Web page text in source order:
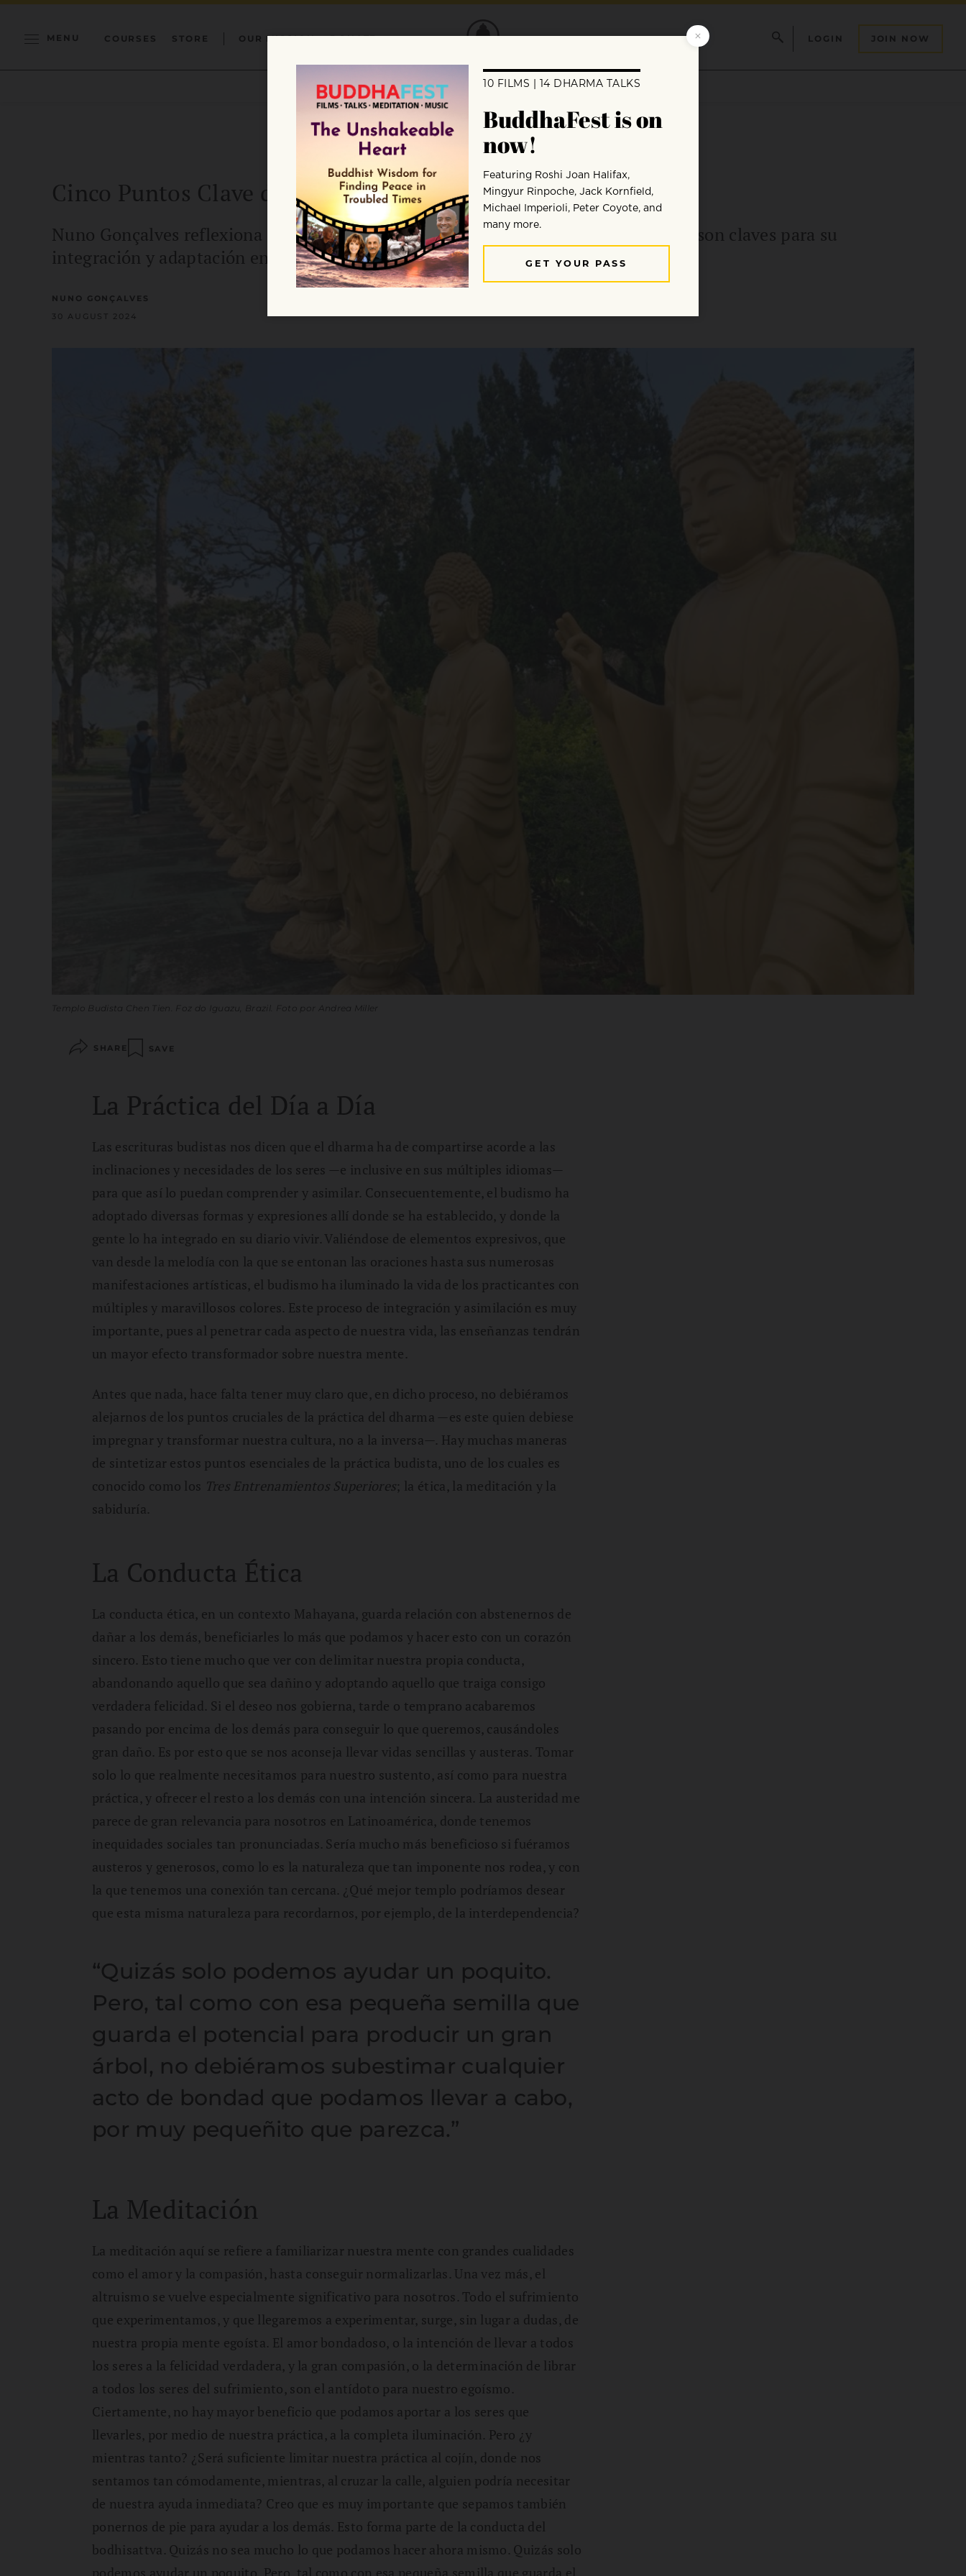
MENU COURSES STORE OUR MISSION DONATE LOGIN JOIN NOW
Cinco Puntos Clave de la Práctica Budista
Nuno Gonçalves reflexiona sobre los aspectos importantes del budismo, los cuales son claves para su
integración y adaptación en latinoamerica.
NUNO GONÇALVES
30 AUGUST 2024
Templo Budista Chen Tien. Foz do Iguazu, Brazil. Foto por Andrea Miller
SHARE SAVE
La Práctica del Día a Día
Las escrituras budistas nos dicen que el dharma ha de compartirse acorde a las
inclinaciones y necesidades de los seres —e inclusive en sus múltiples idiomas—
para que así lo puedan comprender y asimilar. Consecuentemente, el budismo ha
adoptado diversas formas y expresiones allí donde se ha establecido, y donde la
gente lo ha integrado en su diario vivir. Valiéndose de elementos expresivos, que
van desde la melodía con la que se entonan las oraciones hasta sus numerosas
manifestaciones artísticas, el budismo ha iluminado la vida de los practicantes con
múltiples y maravillosos colores. Este proceso de integración y asimilación es muy
importante, pues al penetrar cada aspecto de nuestra vida, las enseñanzas tendrán
un mayor efecto transformador sobre nuestra mente.
Antes que nada, hace falta tener muy claro que, en dicho proceso, no debiéramos
alejarnos de los puntos cruciales de la práctica del dharma —es este quien debiese
impregnar y transformar nuestra cultura, no a la inversa—. Hay muchas maneras
de sintetizar estos puntos esenciales de la práctica budista, uno de los cuales es
conocido como los Tres Entrenamientos Superiores; la ética, la meditación y la
sabiduría.
La Conducta Ética
La conducta ética, en un contexto Mahayana, guarda relación con abstenernos de
dañar a los demás, beneficiarles lo más que podamos y hacer esto con un corazón
sincero. Esto tiene mucho que ver con delimitar nuestra propia conducta,
abandonando aquello que sea dañino y adoptando aquello que traiga consigo
verdadera felicidad. Si el deseo nos gobierna, tarde o temprano acabaremos
pasando por encima de los demás para conseguir lo que queremos, causándoles
gran daño. Es por esto que se nos aconseja llevar vidas sencillas y austeras. Tomar
solo lo que realmente necesitamos para nuestro sustento, así como para nuestra
práctica, y ofrecer el resto a los demás con una intención sincera. La austeridad me
parece de gran relevancia para nosotros en Latinoamérica, donde tenemos
inequidades sociales tan pronunciadas. Sería mucho más beneficioso si fuéramos
austeros y generosos, como lo es la naturaleza que tan imponente nos rodea, y con
la que tenemos una conexión tan cercana. ¿Qué mejor templo podríamos desear
que esta misma naturaleza para recordarnos, por ejemplo, de la interdependencia?
“Quizás solo podemos ayudar un poquito.
Pero, tal como con esa pequeña semilla que
guarda el potencial para producir un gran
árbol, no debiéramos subestimar cualquier
acto de bondad que podamos llevar a cabo,
por muy pequeñito que parezca.”
La Meditación
La meditación aquí se refiere a familiarizar nuestra mente con grandes cualidades
como el amor y la compasión, hasta conseguir normalizarlas. Una vez más, el
altruismo se vuelve especialmente significativo para nosotros. Todo el sufrimiento
que experimentamos, y que llegaremos a experimentar, surge, sin lugar a dudas, de
nuestra propia mente egoísta. El amor bondadoso, o la intención de llevar a todos
los seres a la felicidad verdadera, y la gran compasión, o la determinación de librar
a todos los seres del sufrimiento, son el antídoto para nuestro egoísmo.
Ciertamente, no hay mayor beneficio que podamos aportar a los seres que
llevarles, por medio de nuestra práctica, a la completa iluminación. Pero ¿y
mientras tanto? ¿Será suficiente limitar nuestra práctica al cojín, donde nos
sentamos tan cómodamente, mientras, al cruzar la calle, alguien podría necesitar
de nuestra ayuda inmediata? Creo que es muy importante que sepamos también
ponernos de pie para ayudar a los demás. Esto forma parte de la conducta del
bodhisattva. Quizás no sea mucho lo que podamos hacer ahora mismo. Quizás solo
podemos ayudar un poquito. Pero, tal como con esa pequeña semilla que guarda el